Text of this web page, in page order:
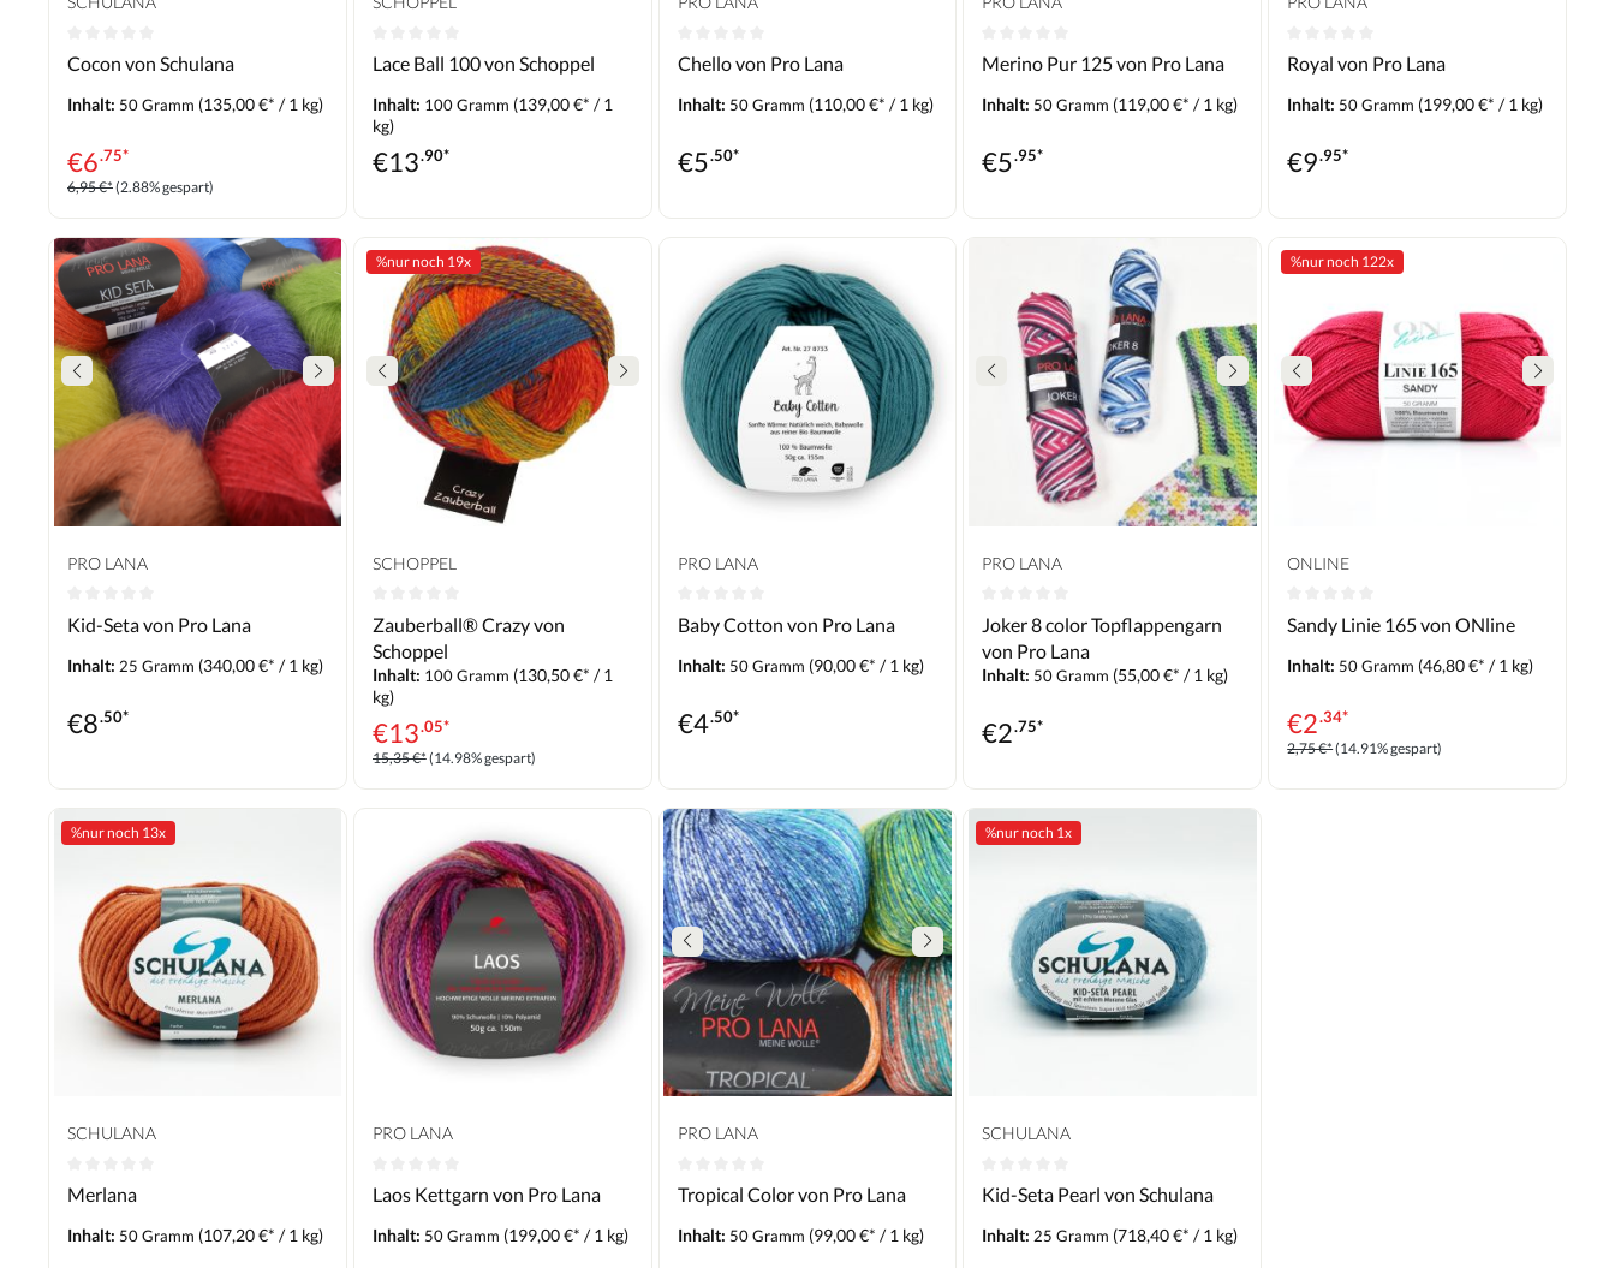
Cocon von Schulana
Inhalt: 50 Gramm (135,00 €* / 1 kg)
€6.75*
6,95 €*(2.88% gespart)
Lace Ball 100 von Schoppel
Inhalt: 100 Gramm (139,00 €* / 1
kg)
€13.90*
Chello von Pro Lana
Inhalt: 50 Gramm (110,00 €* / 1 kg)
€5.50*
Merino Pur 125 von Pro Lana
Inhalt: 50 Gramm (119,00 €* / 1 kg)
€5.95*
Royal von Pro Lana
Inhalt: 50 Gramm (199,00 €* / 1 kg)
€9.95*
PRO LANA
Kid-Seta von Pro Lana
Inhalt: 25 Gramm (340,00 €* / 1 kg)
€8.50*
%nur noch 19x
SCHOPPEL
Zauberball® Crazy von
Schoppel
Inhalt: 100 Gramm (130,50 €* / 1
kg)
€13.05*
15,35 €*(14.98% gespart)
PRO LANA
Baby Cotton von Pro Lana
Inhalt: 50 Gramm (90,00 €* / 1 kg)
€4.50*
PRO LANA
Joker 8 color Topflappengarn
von Pro Lana
Inhalt: 50 Gramm (55,00 €* / 1 kg)
€2.75*
%nur noch 122x
ONLINE
Sandy Linie 165 von ONline
Inhalt: 50 Gramm (46,80 €* / 1 kg)
€2.34*
2,75 €*(14.91% gespart)
%nur noch 13x
SCHULANA
Merlana
Inhalt: 50 Gramm (107,20 €* / 1 kg)
PRO LANA
Laos Kettgarn von Pro Lana
Inhalt: 50 Gramm (199,00 €* / 1 kg)
PRO LANA
Tropical Color von Pro Lana
Inhalt: 50 Gramm (99,00 €* / 1 kg)
%nur noch 1x
SCHULANA
Kid-Seta Pearl von Schulana
Inhalt: 25 Gramm (718,40 €* / 1 kg)